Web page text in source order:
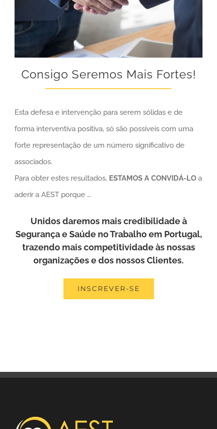
Consigo Seremos Mais Fortes!
Esta defesa e intervenção para serem sólidas e de
forma interventiva positiva, só são possíveis com uma
forte representação de um número significativo de
associados.
Para obter estes resultados, ESTAMOS A CONVIDÁ-LO a
aderir a AEST porque …
Unidos daremos mais credibilidade à
Segurança e Saúde no Trabalho em Portugal,
trazendo mais competitividade às nossas
organizações e dos nossos Clientes.
INSCREVER-SE